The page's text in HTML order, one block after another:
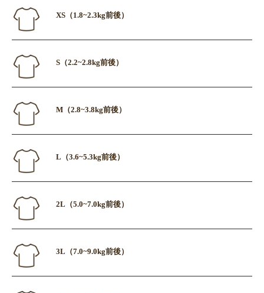
XS（1.8~2.3kg前後）
S（2.2~2.8kg前後）
M（2.8~3.8kg前後）
L（3.6~5.3kg前後）
2L（5.0~7.0kg前後）
3L（7.0~9.0kg前後）